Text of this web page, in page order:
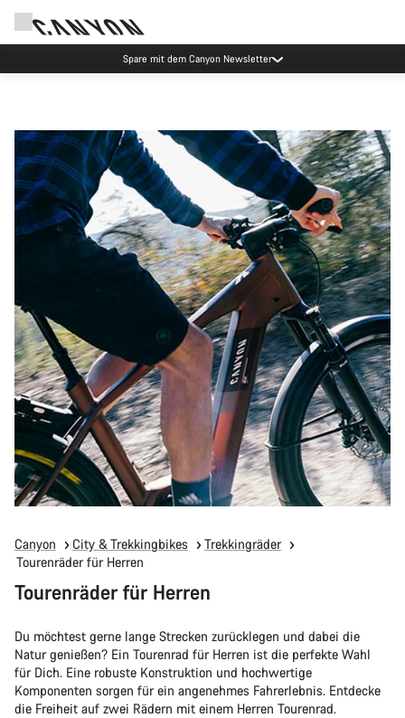
Spare mit dem Canyon Newsletter
Canyon City & Trekkingbikes
Trekkingräder
Tourenräder für Herren
Tourenräder für Herren
Du möchtest gerne lange Strecken zurücklegen und dabei die
Natur genießen? Ein Tourenrad für Herren ist die perfekte Wahl
für Dich. Eine robuste Konstruktion und hochwertige
Komponenten sorgen für ein angenehmes Fahrerlebnis. Entdecke
die Freiheit auf zwei Rädern mit einem Herren Tourenrad.